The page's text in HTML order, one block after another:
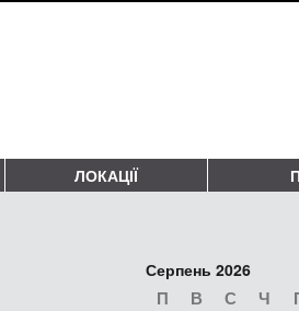
ЛОКАЦІЇ
Серпень 2026
П В С Ч